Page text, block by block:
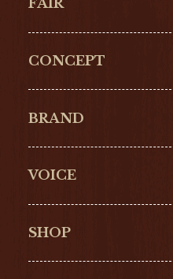
FAIR
CONCEPT
BRAND
Cartier
VOICE
SHOP